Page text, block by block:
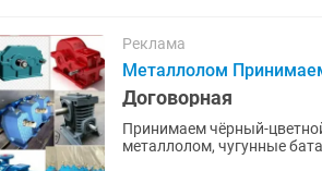
Реклама
Металлолом
Договорная
Принимаем чёрный-цветной металл
металлолом, чугунные батареи, ванны, трубы! Так